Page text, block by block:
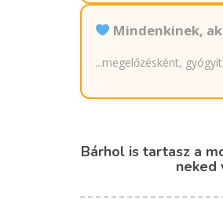
Mindenkinek,
...megelőzésként,
Bárhol is tartasz a
neked